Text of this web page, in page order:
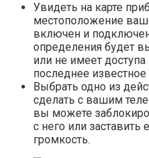
Увидеть на карте
местоположение
включен и подключен
определения будет
или не имеет
последнее
Выбрать одно из
сделать с вашим
вы можете
с него или заставить
громкость.